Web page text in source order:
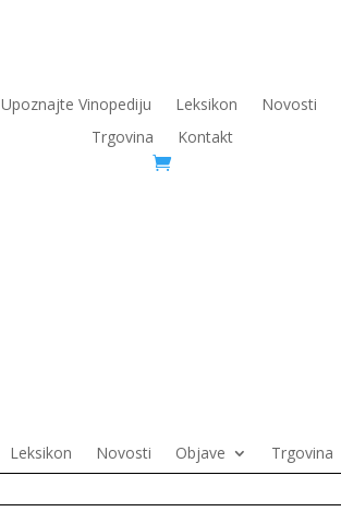
Upoznajte Vinopediju Leksikon Novosti
Trgovina
Kontakt
Leksikon Novosti Objave Trgovina